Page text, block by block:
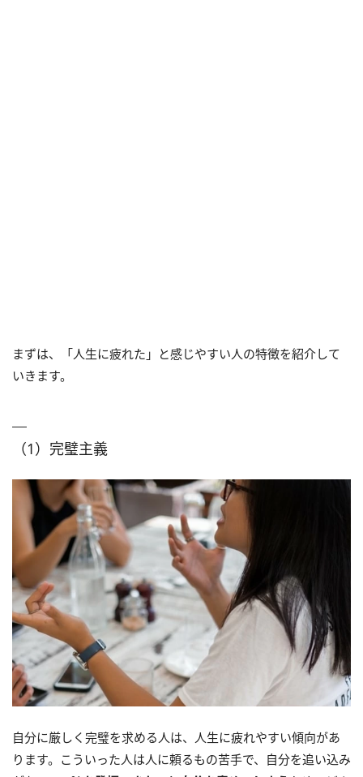
まずは、「人生に疲れた」と感じやすい人の特徴を紹介して
いきます。
（1）完璧主義
自分に厳しく完璧を求める人は、人生に疲れやすい傾向があ
ります。こういった人は人に頼るもの苦手で、自分を追い込み